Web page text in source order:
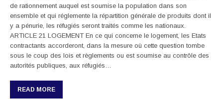
de rationnement auquel est soumise la population dans son
ensemble et qui réglemente la répartition générale de produits dont il
y a pénurie, les réfugiés seront traités comme les nationaux.
ARTICLE 21 LOGEMENT En ce qui concerne le logement, les Etats
contractants accorderont, dans la mesure où cette question tombe
sous le coup des lois et règlements ou est soumise au contrôle des
autorités publiques, aux réfugiés…
READ MORE